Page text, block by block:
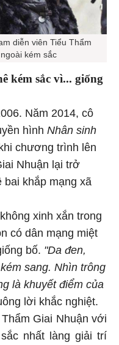
diễn viên Tiểu Thẩm
kém sắc
kém sắc vì... giống
Năm 2014, cô
hình Nhân sinh
chương trình lên
Nhuận lại trở
bai khắp mạng xã
xinh xắn trong
có dân mạng miệt
bố. "Da đen,
sang. Nhìn trông
là khuyết điểm của
lời khắc nghiệt.
Giai Nhuận với
nhất làng giải trí